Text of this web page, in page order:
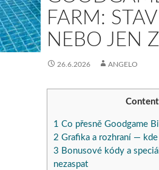
FARM:
NEBO JEN
26.6.2026 ANGELO
1 Co přesně Goodgame
2 Grafika a rozhraní —
3 Bonusové kódy a
nezaspat